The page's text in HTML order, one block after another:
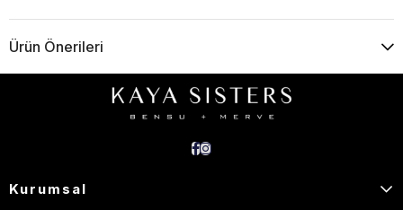
Ürün Önerileri
Kurumsal